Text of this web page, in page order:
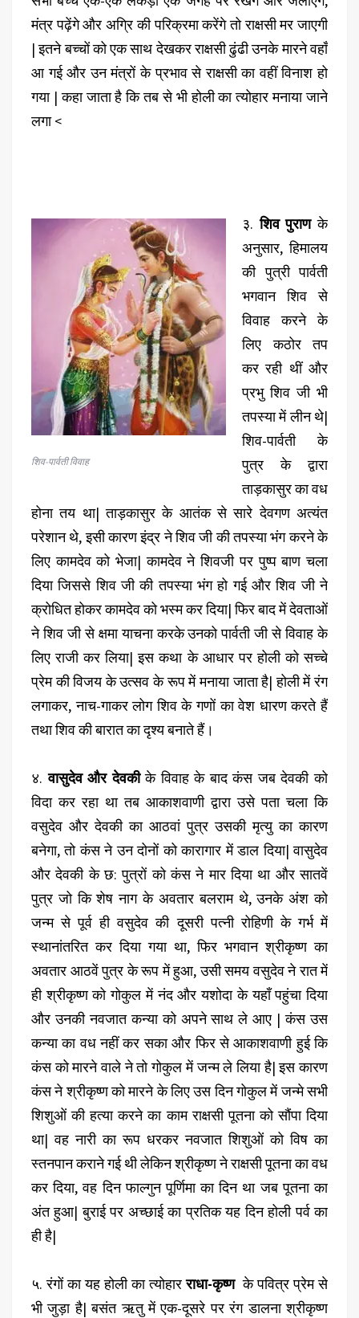
मंत्र पढ़ेंगे और अग्रि की परिक्रमा करेंगे तो राक्षसी मर जाएगी
| इतने बच्चों को एक साथ देखकर राक्षसी ढुंढी उनके मारने वहाँ
आ गई और उन मंत्रों के प्रभाव से राक्षसी का वहीं विनाश हो
गया | कहा जाता है कि तब से भी होली का त्योहार मनाया जाने
लगा <
शिव-पार्वती विवाह
३.शिव पुराणके
अनुसार, हिमालय
की पुत्री पार्वती
भगवान शिव से
विवाह करने के
लिए कठोर तप
कर रही थीं और
प्रभु शिव जी भी
तपस्या में लीन थे|
शिव-पार्वती के
पुत्र के द्वारा
ताड़कासुर का वध
होना तय था| ताड़कासुर के आतंक से सारे देवगण अत्यंत
परेशान थे, इसी कारण इंद्र ने शिव जी की तपस्या भंग करने के
लिए कामदेव को भेजा| कामदेव ने शिवजी पर पुष्प बाण चला
दिया जिससे शिव जी की तपस्या भंग हो गई और शिव जी ने
क्रोधित होकर कामदेव को भस्म कर दिया| फिर बाद में देवताओं
ने शिव जी से क्षमा याचना करके उनको पार्वती जी से विवाह के
लिए राजी कर लिया| इस कथा के आधार पर होली को सच्चे
प्रेम की विजय के उत्सव के रूप में मनाया जाता है| होली में रंग
लगाकर, नाच-गाकर लोग शिव के गणों का वेश धारण करते हैं
तथा शिव की बारात का दृश्य बनाते हैं।
४.वासुदेव और देवकीके विवाह के बाद कंस जब देवकी को
विदा कर रहा था तब आकाशवाणी द्वारा उसे पता चला कि
वसुदेव और देवकी का आठवां पुत्र उसकी मृत्यु का कारण
बनेगा, तो कंस ने उन दोनों को कारागार में डाल दिया| वासुदेव
और देवकी के छ: पुत्रों को कंस ने मार दिया था और सातवें
पुत्र जो कि शेष नाग के अवतार बलराम थे, उनके अंश को
जन्म से पूर्व ही वसुदेव की दूसरी पत्नी रोहिणी के गर्भ में
स्थानांतरित कर दिया गया था, फिर भगवान श्रीकृष्ण का
अवतार आठवें पुत्र के रूप में हुआ, उसी समय वसुदेव ने रात में
ही श्रीकृष्ण को गोकुल में नंद और यशोदा के यहाँ पहुंचा दिया
और उनकी नवजात कन्या को अपने साथ ले आए | कंस उस
कन्या का वध नहीं कर सका और फिर से आकाशवाणी हुई कि
कंस को मारने वाले ने तो गोकुल में जन्म ले लिया है| इस कारण
कंस ने श्रीकृष्ण को मारने के लिए उस दिन गोकुल में जन्मे सभी
शिशुओं की हत्या करने का काम राक्षसी पूतना को सौंपा दिया
था| वह नारी का रूप धरकर नवजात शिशुओं को विष का
स्तनपान कराने गई थी लेकिन श्रीकृष्ण ने राक्षसी पूतना का वध
कर दिया, वह दिन फाल्गुन पूर्णिमा का दिन था जब पूतना का
अंत हुआ| बुराई पर अच्छाई का प्रतिक यह दिन होली पर्व का
ही है|
५. रंगों का यह होली का त्योहारराधा-कृष्णके पवित्र प्रेम से
भी जुड़ा है| बसंत ऋतु में एक-दूसरे पर रंग डालना श्रीकृष्ण